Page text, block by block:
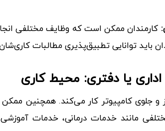
کارمندان ممکن است که وظایف مختلفی
باید توانایی تطبیق‌پذیری مطالبات
یا دفتری: محیط کاری
و جلوی کامپیوتر کار می‌کند. همچنین
مانند خدمات درمانی، خدمات